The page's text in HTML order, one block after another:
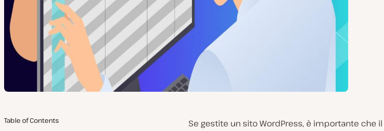
Table of Contents
Se gestite un sito WordPress, è importante che il